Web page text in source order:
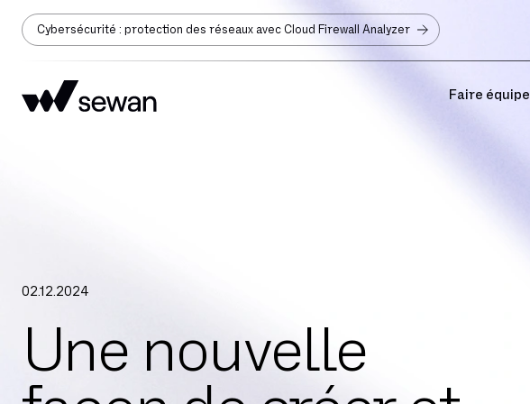
Cybersécurité : protection des réseaux avec Cloud Firewall Analyzer
Faire équipe
02.12.2024
Une nouvelle